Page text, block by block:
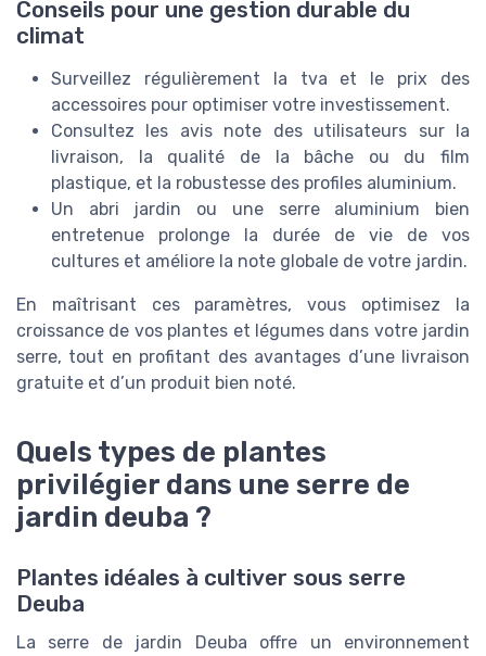
Conseils pour une gestion durable du
climat
Surveillez régulièrement la tva et le prix des
accessoires pour optimiser votre investissement.
Consultez les avis note des utilisateurs sur la
livraison, la qualité de la bâche ou du film
plastique, et la robustesse des profiles aluminium.
Un abri jardin ou une serre aluminium bien
entretenue prolonge la durée de vie de vos
cultures et améliore la note globale de votre jardin.
En maîtrisant ces paramètres, vous optimisez la
croissance de vos plantes et légumes dans votre jardin
serre, tout en profitant des avantages d’une livraison
gratuite et d’un produit bien noté.
Quels types de plantes
privilégier dans une serre de
jardin deuba ?
Plantes idéales à cultiver sous serre
Deuba
La serre de jardin Deuba offre un environnement